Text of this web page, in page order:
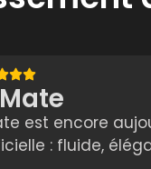
est encore
: fluide,